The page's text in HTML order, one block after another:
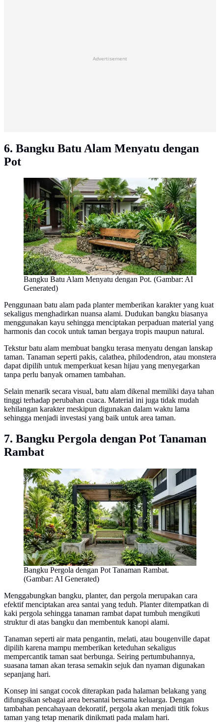
Advertisement
6. Bangku Batu Alam Menyatu dengan
Pot
Bangku Batu Alam Menyatu dengan Pot. (Gambar: AI
Generated)
Penggunaan batu alam pada planter memberikan karakter yang kuat
sekaligus menghadirkan nuansa alami. Dudukan bangku biasanya
menggunakan kayu sehingga menciptakan perpaduan material yang
harmonis dan cocok untuk taman bergaya tropis maupun natural.
Tekstur batu alam membuat bangku terasa menyatu dengan lanskap
taman. Tanaman seperti pakis, calathea, philodendron, atau monstera
dapat dipilih untuk memperkuat kesan hijau yang menyegarkan
tanpa perlu banyak ornamen tambahan.
Selain menarik secara visual, batu alam dikenal memiliki daya tahan
tinggi terhadap perubahan cuaca. Material ini juga tidak mudah
kehilangan karakter meskipun digunakan dalam waktu lama
sehingga menjadi investasi yang baik untuk area taman.
7. Bangku Pergola dengan Pot Tanaman
Rambat
Bangku Pergola dengan Pot Tanaman Rambat.
(Gambar: AI Generated)
Menggabungkan bangku, planter, dan pergola merupakan cara
efektif menciptakan area santai yang teduh. Planter ditempatkan di
kaki pergola sehingga tanaman rambat dapat tumbuh mengikuti
struktur di atas bangku dan membentuk kanopi alami.
Tanaman seperti air mata pengantin, melati, atau bougenville dapat
dipilih karena mampu memberikan keteduhan sekaligus
mempercantik taman saat berbunga. Seiring pertumbuhannya,
suasana taman akan terasa semakin sejuk dan nyaman digunakan
sepanjang hari.
Konsep ini sangat cocok diterapkan pada halaman belakang yang
difungsikan sebagai area bersantai bersama keluarga. Dengan
tambahan pencahayaan dekoratif, pergola akan menjadi titik fokus
taman yang tetap menarik dinikmati pada malam hari.